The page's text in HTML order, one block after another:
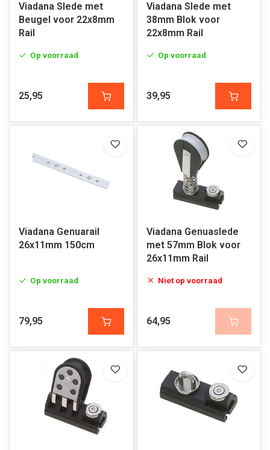
Viadana Slede met
Beugel voor 22x8mm
Rail
Op voorraad
25,95
Viadana Slede met
38mm Blok voor
22x8mm Rail
Op voorraad
39,95
Viadana Genuarail
26x11mm 150cm
Op voorraad
79,95
Viadana Genuaslede
met 57mm Blok voor
26x11mm Rail
Niet op voorraad
64,95